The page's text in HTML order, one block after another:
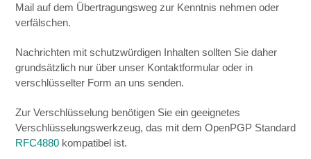
Mail auf dem Übertragungsweg zur Kenntnis nehmen oder
verfälschen.
Nachrichten mit schutzwürdigen Inhalten sollten Sie daher
grundsätzlich nur über unser Kontaktformular oder in
verschlüsselter Form an uns senden.
Zur Verschlüsselung benötigen Sie ein geeignetes
Verschlüsselungswerkzeug, das mit dem OpenPGP Standard
RFC4880 kompatibel ist.